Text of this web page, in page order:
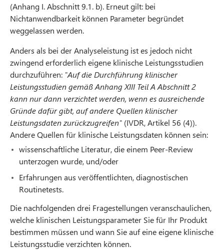
(Anhang I. Abschnitt 9.1. b). Erneut gilt: bei
Nichtanwendbarkeit können Parameter begründet
weggelassen werden.
Anders als bei der Analyseleistung ist es jedoch nicht
zwingend erforderlich eigene klinische Leistungsstudien
durchzuführen: "Auf die Durchführung klinischer
Leistungsstudien gemäß Anhang XIII Teil A Abschnitt 2
kann nur dann verzichtet werden, wenn es ausreichende
Gründe dafür gibt, auf andere Quellen klinischer
Leistungsdaten zurückzugreifen" (IVDR, Artikel 56 (4)).
Andere Quellen für klinische Leistungsdaten können sein:
wissenschaftliche Literatur, die einem Peer-Review
unterzogen wurde, und/oder
Erfahrungen aus veröffentlichten, diagnostischen
Routinetests.
Die nachfolgenden drei Fragestellungen veranschaulichen,
welche klinischen Leistungsparameter Sie für Ihr Produkt
bestimmen müssen und wann Sie auf eine eigene klinische
Leistungsstudie verzichten können.